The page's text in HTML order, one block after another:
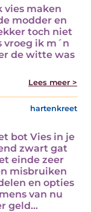
vies maken
modder en
toch niet
vroeg ik m´n
de witte was
Lees meer >
hartenkreet
bot Vies in je
zwart gat
einde zeer
misbruiken
en opties
van nu
geld…